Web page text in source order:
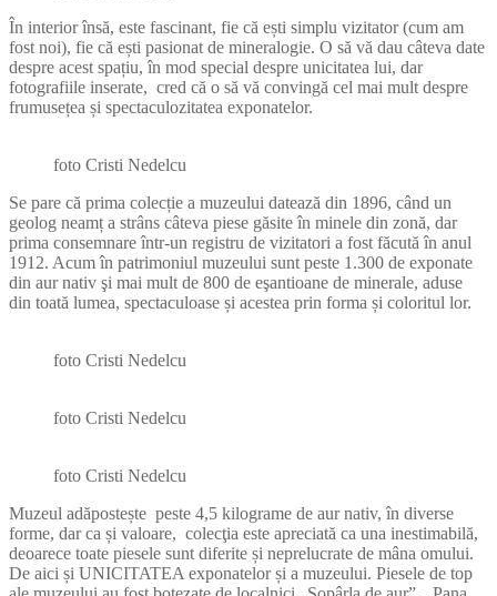
În interior însă, este fascinant, fie că ești simplu vizitator (cum am
fost noi), fie că ești pasionat de mineralogie. O să vă dau câteva date
despre acest spațiu, în mod special despre unicitatea lui, dar
fotografiile inserate, cred că o să vă convingă cel mai mult despre
frumusețea și spectaculozitatea exponatelor.
foto Cristi Nedelcu
Se pare că prima colecție a muzeului datează din 1896, când un
geolog neamț a strâns câteva piese găsite în minele din zonă, dar
prima consemnare într-un registru de vizitatori a fost făcută în anul
1912. Acum în patrimoniul muzeului sunt peste 1.300 de exponate
din aur nativ şi mai mult de 800 de eşantioane de minerale, aduse
din toată lumea, spectaculoase și acestea prin forma și coloritul lor.
foto Cristi Nedelcu
foto Cristi Nedelcu
foto Cristi Nedelcu
Muzeul adăpostește peste 4,5 kilograme de aur nativ, în diverse
forme, dar ca și valoare, colecţia este apreciată ca una inestimabilă,
deoarece toate piesele sunt diferite și neprelucrate de mâna omului.
De aici și UNICITATEA exponatelor și a muzeului. Piesele de top